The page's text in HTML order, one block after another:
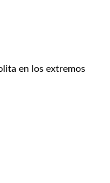
en los extremos